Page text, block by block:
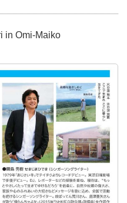
in Omi-Maiko